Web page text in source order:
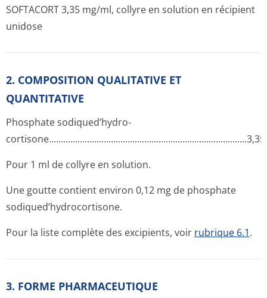
SOFTACORT 3,35 mg/ml, collyre en solution en récipient
unidose
2. COMPOSITION QUALITATIVE ET
QUANTITATIVE
Phosphate sodiqued’hydro­
Pour 1 ml de collyre en solution.
Une goutte contient environ 0,12 mg de phosphate
sodiqued’hydro­cortisone.
Pour la liste complète des excipients, voir rubrique 6.1.
3. FORME PHARMACEUTIQUE